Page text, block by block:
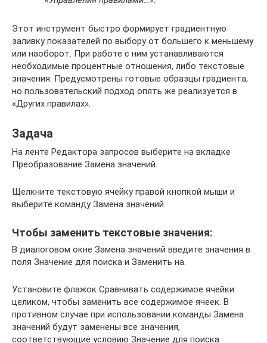
Этот инструмент быстро формирует градиентную
заливку показателей по выбору от большего к меньшему
или наоборот. При работе с ним устанавливаются
необходимые процентные отношения, либо текстовые
значения. Предусмотрены готовые образцы градиента,
но пользовательский подход опять же реализуется в
«Других правилах».
Задача
На ленте Редактора запросов выберите на вкладке
Преобразование Замена значений.
Щелкните текстовую ячейку правой кнопкой мыши и
выберите команду Замена значений.
Чтобы заменить текстовые значения:
В диалоговом окне Замена значений введите значения в
поля Значение для поиска и Заменить на.
Установите флажок Сравнивать содержимое ячейки
целиком, чтобы заменить все содержимое ячеек. В
противном случае при использовании команды Замена
значений будут заменены все значения,
соответствующие условию Значение для поиска.